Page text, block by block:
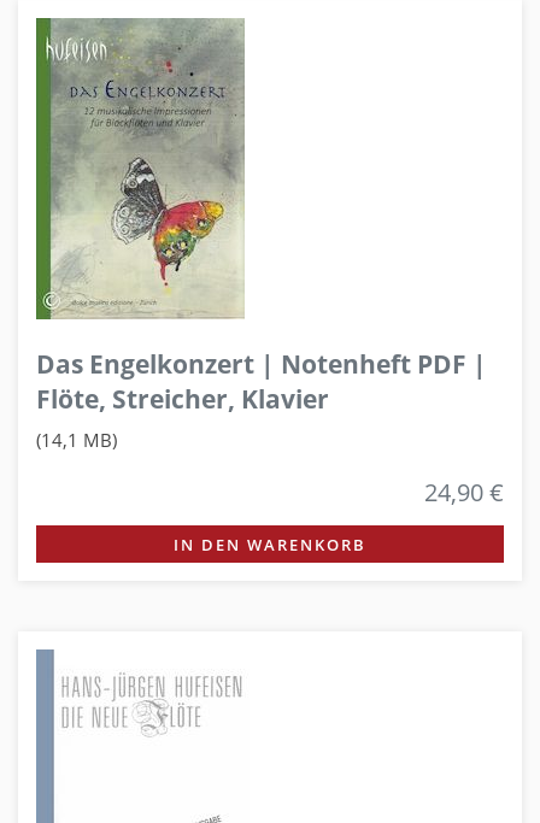
Das Engelkonzert | Notenheft PDF |
Flöte, Streicher, Klavier
(14,1 MB)
24,90 €
IN DEN WARENKORB